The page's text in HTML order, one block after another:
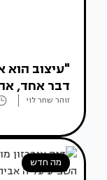
"עיצוב
דבר אחד,
זוהר שחר לוי
מה חדש